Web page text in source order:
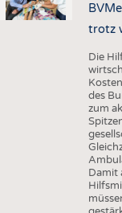
trotz
Die
des
zum
Damit